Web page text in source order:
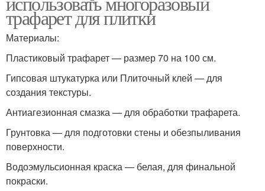
трафарет для плитки
Материалы:
Пластиковый трафарет — размер 70 на 100 см.
Гипсовая штукатурка или Плиточный клей — для
создания текстуры.
Антиагезионная смазка — для обработки трафарета.
Грунтовка — для подготовки стены и обезпыливания
поверхности.
Водоэмульсионная краска — белая, для финальной
покраски.